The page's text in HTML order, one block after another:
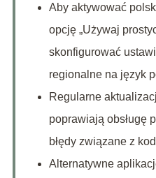
Aby aktywować
opcję „Używaj
skonfigurować
regionalne na język
Regularne
poprawiają obsługę
błędy związane z
Alternatywne